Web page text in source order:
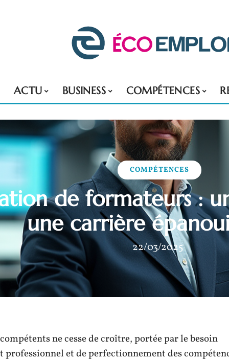
ACTU BUSINESS COMPÉTENCES
COMPÉTENCES
de formateurs :
une carrière
22/03/2025
ne cesse de croître, portée par le besoin
professionnel et de perfectionnement des